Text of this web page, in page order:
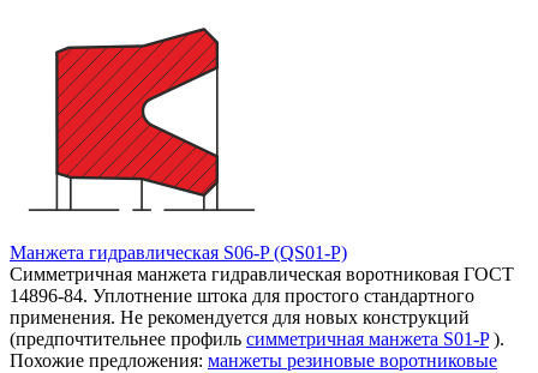
Манжета гидравлическая S06-P (QS01-P)
Симметричная манжета гидравлическая воротниковая ГОСТ
14896-84. Уплотнение штока для простого стандартного
применения. Не рекомендуется для новых конструкций
(предпочтительнее профиль симметричная манжета S01-P).
Похожие предложения: манжеты резиновые воротниковые